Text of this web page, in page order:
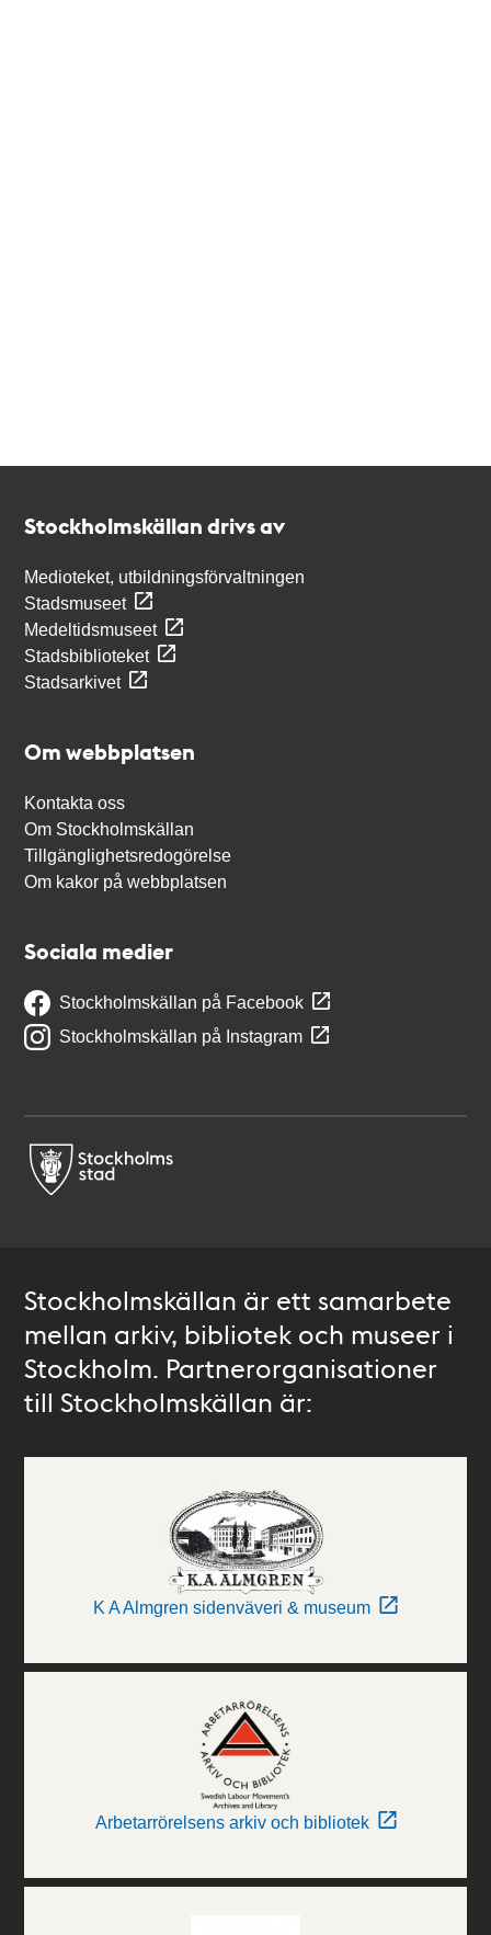
Stockholmskällan drivs av
Medioteket, utbildningsförvaltningen
Stadsmuseet
Medeltidsmuseet
Stadsbiblioteket
Stadsarkivet
Om webbplatsen
Kontakta oss
Om Stockholmskällan
Tillgänglighetsredogörelse
Om kakor på webbplatsen
Sociala medier
Stockholmskällan på Facebook
Stockholmskällan på Instagram
Stockholmskällan är ett samarbete
mellan arkiv, bibliotek och museer i
Stockholm. Partnerorganisationer
till Stockholmskällan är:
K A Almgren sidenväveri & museum
Arbetarrörelsens arkiv och bibliotek